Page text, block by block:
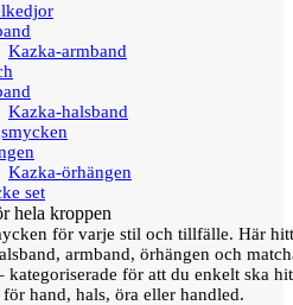
Kazka-armband
Kazka-halsband
Kazka-örhängen
set
hela kroppen
för varje stil och tillfälle. Här
armband, örhängen och
kategoriserade för att du enkelt ska
hand, hals, öra eller handled.